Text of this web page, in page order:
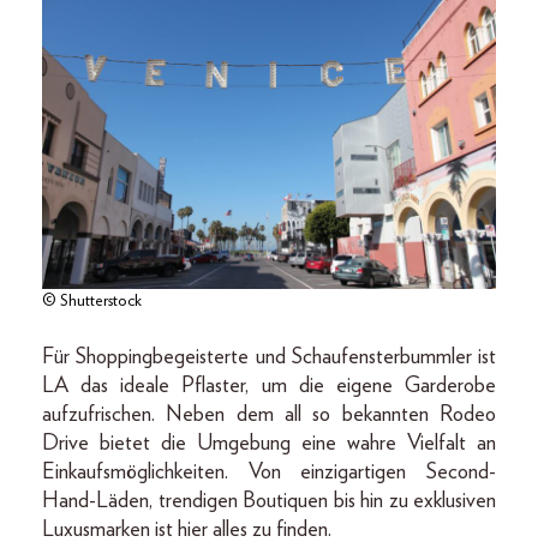
© Shutterstock
Für Shoppingbegeisterte und Schaufensterbummler ist
LA das ideale Pflaster, um die eigene Garderobe
aufzufrischen. Neben dem all so bekannten Rodeo
Drive bietet die Umgebung eine wahre Vielfalt an
Einkaufsmöglichkeiten. Von einzigartigen Second-
Hand-Läden, trendigen Boutiquen bis hin zu exklusiven
Luxusmarken ist hier alles zu finden.